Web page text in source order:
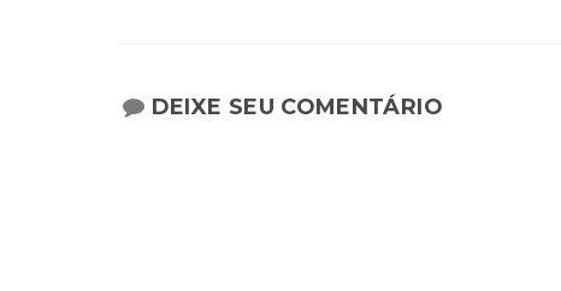
DEIXE SEU COMENTÁRIO